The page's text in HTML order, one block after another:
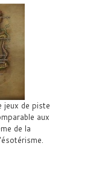
jeux de piste
aux
de la